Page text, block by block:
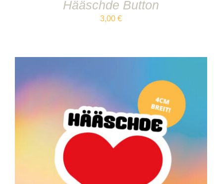
Hääschde Button
3,00 €
IN DEN WARENKORB DETAILS